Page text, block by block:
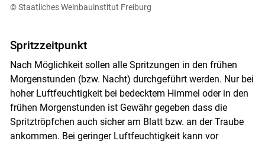
© Staatliches Weinbauinstitut Freiburg
Spritzzeitpunkt
Nach Möglichkeit sollen alle Spritzungen in den frühen
Morgenstunden (bzw. Nacht) durchgeführt werden. Nur bei
hoher Luftfeuchtigkeit bei bedecktem Himmel oder in den
frühen Morgenstunden ist Gewähr gegeben dass die
Spritztröpfchen auch sicher am Blatt bzw. an der Traube
ankommen. Bei geringer Luftfeuchtigkeit kann vor